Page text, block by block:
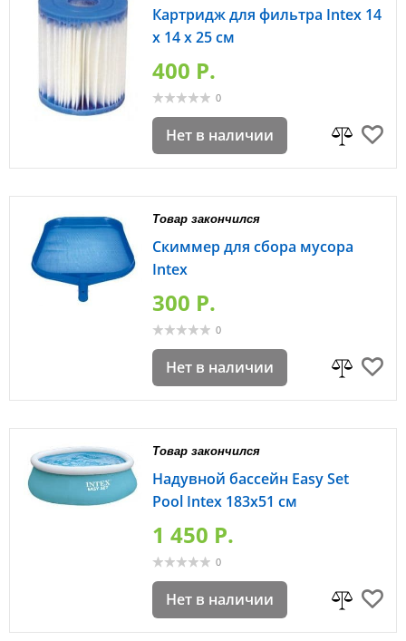
Картридж для фильтра Intex 14
x 14 x 25 см
400 P.
0
Нет в наличии
Товар закончился
Скиммер для сбора мусора
Intex
300 P.
0
Нет в наличии
Товар закончился
Надувной бассейн Easy Set
Pool Intex 183х51 см
1 450 P.
0
Нет в наличии